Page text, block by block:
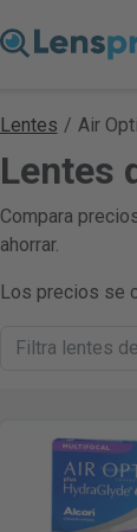
Lentes / Air
Lentes
Compara
ahorrar.
Los precios se